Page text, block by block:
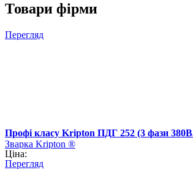
Товари фірми
Перегляд
Профі класу Kripton ПДГ 252 (3 фази
Зварка Kripton ®
Ціна:
Перегляд